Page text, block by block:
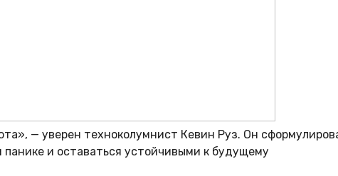
— уверен техноколумнист Кевин Руз. Он
и оставаться устойчивыми к будущему